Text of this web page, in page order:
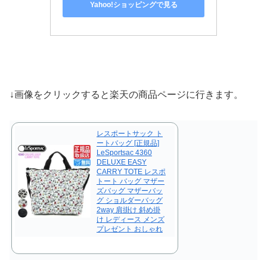
Yahoo!ショッピングで見る
↓画像をクリックすると楽天の商品ページに行きます。
レスポートサック ト
ートバッグ [正規品]
LeSportsac 4360
DELUXE EASY
CARRY TOTE レスポ
トート バッグ マザー
ズバッグ マザーバッ
グ ショルダーバッグ
2way 肩掛け 斜め掛
け レディース メンズ
プレゼント おしゃれ